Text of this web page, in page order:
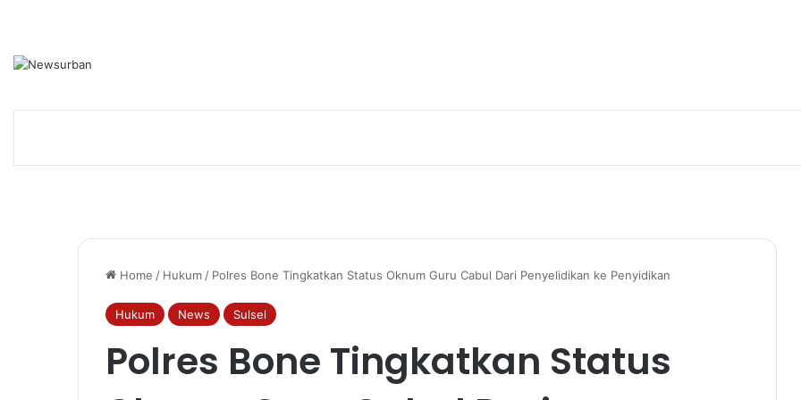
Home / Hukum / Polres Bone Tingkatkan Status Oknum Guru Cabul Dari Penyelidikan ke Penyidikan
Hukum News Sulsel
Polres Bone Tingkatkan Status